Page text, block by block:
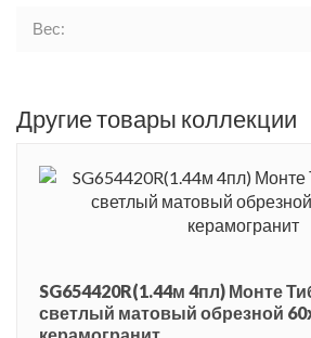
Вес:
Другие товары коллекции
SG654420R(1.44м 4пл) Монте
светлый матовый обрезной